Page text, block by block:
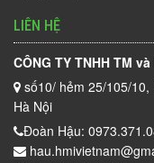
LIÊN HỆ
CÔNG TY TNHH TM
số10/ hẻm 25/105/
Hà Nội
Đoàn Hậu: